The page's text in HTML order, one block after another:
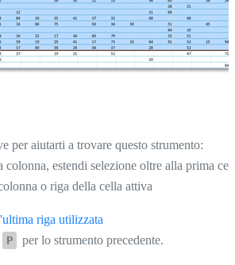
per aiutarti a trovare questo strumento:
estendi selezione oltre alla prima
o riga della cella attiva
riga utilizzata
P per lo strumento precedente.